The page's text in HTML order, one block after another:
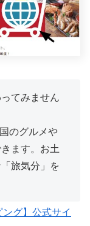
てみません
のグルメや
ます。お土
旅気分」を
グ】公式サイ